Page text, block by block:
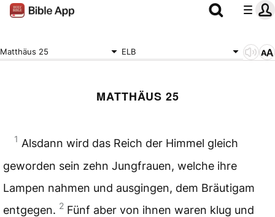
Matthäus 25 ELB
MATTHÄUS 25
1 Alsdann wird das Reich der Himmel gleich
geworden sein zehn Jungfrauen, welche ihre
Lampen nahmen und ausgingen, dem Bräutigam
entgegen. 2 Fünf aber von ihnen waren klug und